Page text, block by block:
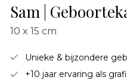
Sam |
10 x 15 cm
Unieke & bijzondere
+10 jaar ervaring als